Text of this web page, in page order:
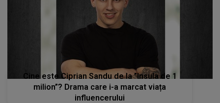
Cine este Ciprian Sandu de la ”Insula de 1
milion”? Drama care i-a marcat viața
influencerului